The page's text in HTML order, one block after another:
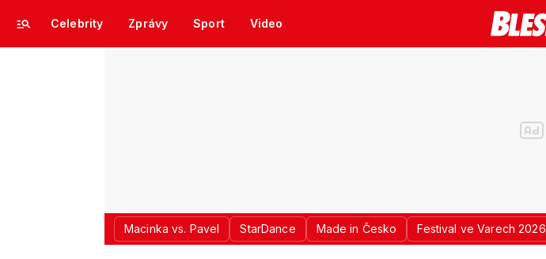
Celebrity Zprávy Sport Video
Macinka vs. Pavel StarDance Made in Česko Festival ve Varech 2026